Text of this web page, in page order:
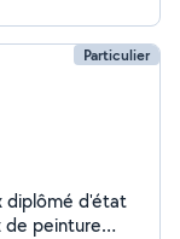
Particulier
diplômé d'état
de peinture